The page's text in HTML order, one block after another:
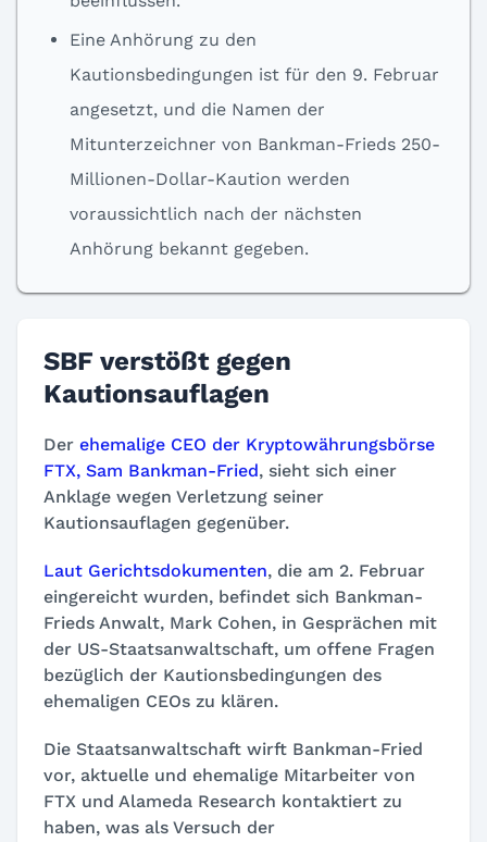
Eine Anhörung zu den
Kautionsbedingungen ist für den 9. Februar
angesetzt, und die Namen der
Mitunterzeichner von Bankman-Frieds 250-
Millionen-Dollar-Kaution werden
voraussichtlich nach der nächsten
Anhörung bekannt gegeben.
SBF verstößt gegen
Kautionsauflagen
Der ehemalige CEO der Kryptowährungsbörse
FTX, Sam Bankman-Fried, sieht sich einer
Anklage wegen Verletzung seiner
Kautionsauflagen gegenüber.
Laut Gerichtsdokumenten, die am 2. Februar
eingereicht wurden, befindet sich Bankman-
Frieds Anwalt, Mark Cohen, in Gesprächen mit
der US-Staatsanwaltschaft, um offene Fragen
bezüglich der Kautionsbedingungen des
ehemaligen CEOs zu klären.
Die Staatsanwaltschaft wirft Bankman-Fried
vor, aktuelle und ehemalige Mitarbeiter von
FTX und Alameda Research kontaktiert zu
haben, was als Versuch der